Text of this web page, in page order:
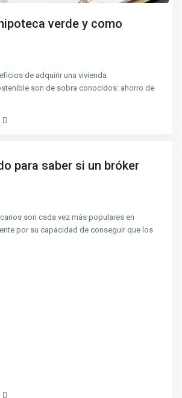
verde y como
de adquirir una vivienda
son de sobra conocidos: ahorro de
para saber si un bróker
son cada vez más populares en
por su capacidad de conseguir que los